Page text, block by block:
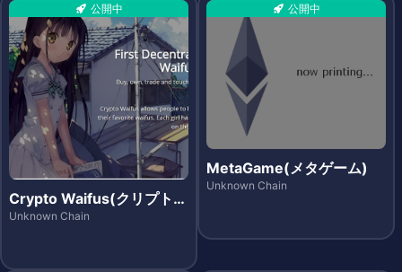
公開中
Crypto Waifus(クリプトワ
イフス)
Unknown Chain
公開中
MetaGame(メタゲーム)
Unknown Chain